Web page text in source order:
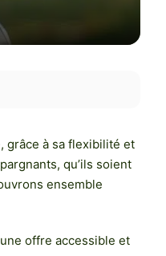
grâce à sa flexibilité et
qu’ils soient
ensemble
offre accessible et